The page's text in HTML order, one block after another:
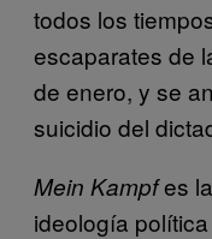
todos los
escaparates de
de enero, y se
suicidio del
Mein Kampfes
ideología